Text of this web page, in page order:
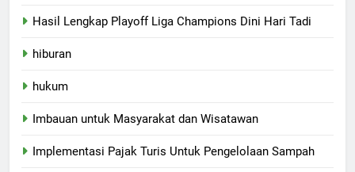
Hasil Lengkap Playoff Liga Champions Dini Hari Tadi
hiburan
hukum
Imbauan untuk Masyarakat dan Wisatawan
Implementasi Pajak Turis Untuk Pengelolaan Sampah